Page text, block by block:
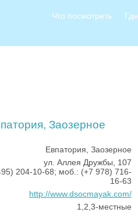
Что посмотреть
Заозерное
Евпатория, Заозерное
ул. Аллея Дружбы, 107
204-10-68; моб.: (+7 978) 716-
16-63
http://www.dsocmayak.com/
1,2,3-местные